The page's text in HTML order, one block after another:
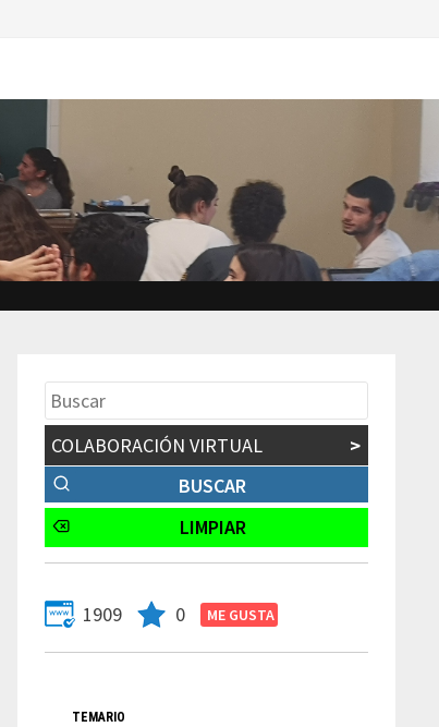
COLABORACIÓN VIRTUAL >
1909 0
TEMARIO